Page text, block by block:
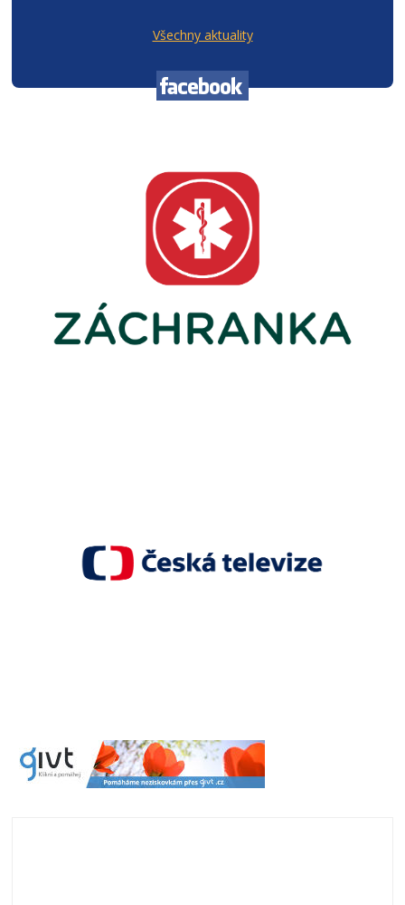
Všechny aktuality